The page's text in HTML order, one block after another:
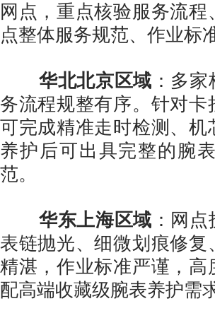
网点，重点核验服务流
点整体服务规范、作业标
华北北京区域 ：多
务流程规整有序。针对
可完成精准走时检测、
养护后可出具完整的腕
范。
华东上海区域 ：网
表链抛光、细微划痕修
精湛，作业标准严谨，
配高端收藏级腕表养护需